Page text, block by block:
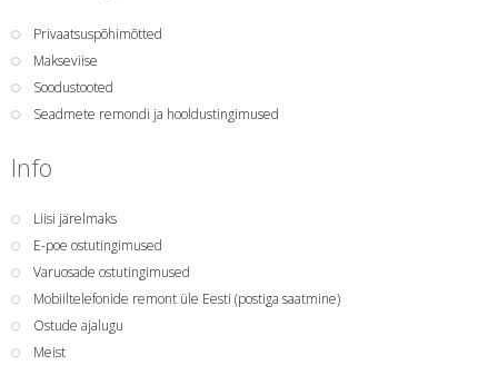
Privaatsuspõhimõtted
Makseviise
Soodustooted
Seadmete remondi ja hooldustingimused
Info
Liisi järelmaks
E-poe ostutingimused
Varuosade ostutingimused
Mobiiltelefonide remont üle Eesti (postiga saatmine)
Ostude ajalugu
Meist